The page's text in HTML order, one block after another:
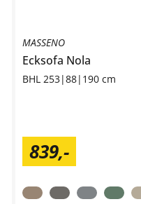
MASSENO
Ecksofa Nola
BHL 253|88|190 cm
839,-